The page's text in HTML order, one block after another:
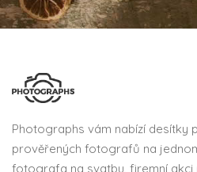
Photographs vám nabízí desítky
prověřených fotografů na
fotografa na svatbu, firemní akci